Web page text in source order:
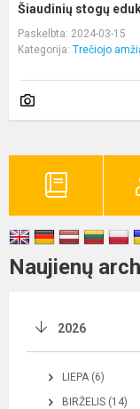
Šiaudinių stogų
Paskelbta: 2024-03-15
Kategorija: Trečiojo
Naujienų
2026
LIEPA (6)
BIRŽELIS (14)